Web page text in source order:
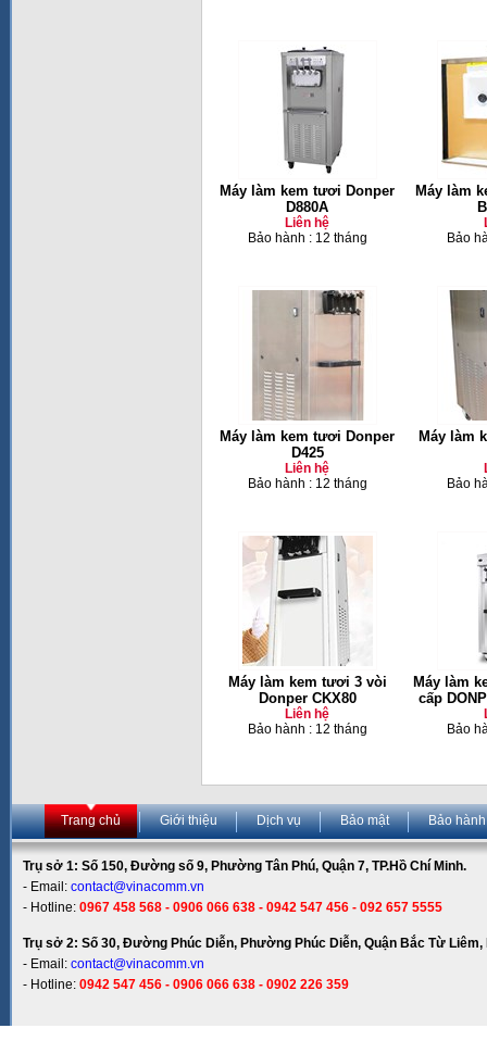
Máy làm kem tươi Donper
D880A
Liên hệ
Bảo hành : 12 tháng
Máy làm
Bảo
Máy làm kem tươi Donper
D425
Liên hệ
Bảo hành : 12 tháng
Máy làm
Bảo
Máy làm kem tươi 3 vòi
Donper CKX80
Liên hệ
Bảo hành : 12 tháng
Máy làm
cấp
Bảo
Trang chủ Giới thiệu Dịch vụ Bảo mật Bảo hành
Trụ sở 1: Số 150, Đường số 9, Phường Tân Phú, Quận 7, TP.Hồ Chí Minh.
- Email: contact@vinacomm.vn
- Hotline: 0967 458 568 - 0906 066 638 - 0942 547 456 - 092 657 5555
Trụ sở 2: Số 30, Đường Phúc Diễn, Phường Phúc Diễn, Quận Bắc Từ Liêm,
- Email: contact@vinacomm.vn
- Hotline: 0942 547 456 - 0906 066 638 - 0902 226 359